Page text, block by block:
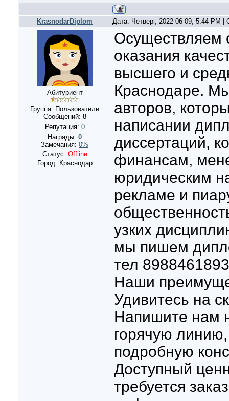
KrasnodarDiplom Дата: Четверг, 2022-06-09, 5:44 PM
Абитуриент
Группа: Пользователи
Сообщений: 8
Репутация: 0
Награды: 0
Замечания: 0%
Статус: Offline
Город: Краснодар
Осуществляем
оказания
высшего и
Краснодаре.
авторов,
написании
диссертаций,
финансам,
юридическим
рекламе и
узких
мы пишем
тел
Наши
Удивитесь на
Напишите нам
горячую
подробную
Доступный
требуется